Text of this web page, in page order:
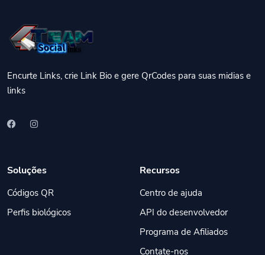
Encurte Links, crie Link Bio e gere QrCodes para suas midias e
links
Soluções
Códigos QR
Perfis biológicos
Recursos
Centro de ajuda
API do desenvolvedor
Programa de Afiliados
Contate-nos